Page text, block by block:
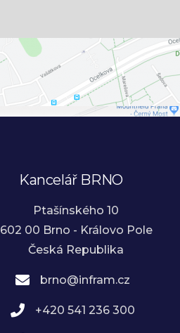
Kancelář BRNO
Ptašínského 10
602 00 Brno - Královo Pole
Česká Republika
brno@infram.cz
+420 541 236 300